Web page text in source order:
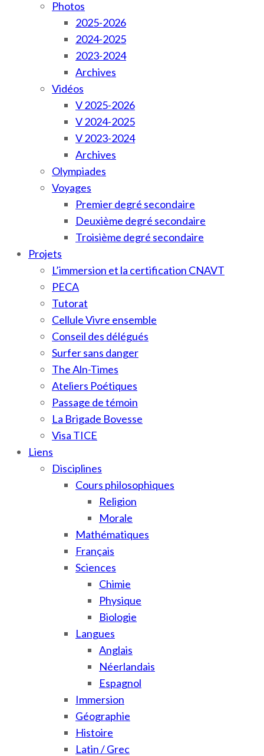
Photos
2025-2026
2024-2025
2023-2024
Archives
Vidéos
V 2025-2026
V 2024-2025
V 2023-2024
Archives
Olympiades
Voyages
Premier degré secondaire
Deuxième degré secondaire
Troisième degré secondaire
Projets
L’immersion et la certification CNAVT
PECA
Tutorat
Cellule Vivre ensemble
Conseil des délégués
Surfer sans danger
The Aln-Times
Ateliers Poétiques
Passage de témoin
La Brigade Bovesse
Visa TICE
Liens
Disciplines
Cours philosophiques
Religion
Morale
Mathématiques
Français
Sciences
Chimie
Physique
Biologie
Langues
Anglais
Néerlandais
Espagnol
Immersion
Géographie
Histoire
Latin / Grec